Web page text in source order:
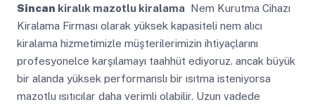
Sincan kiralık mazotlu kiralamaNem Kurutma Cihazı
Kiralama Firması olarak yüksek kapasiteli nem alıcı
kiralama hizmetimizle müşterilerimizin ihtiyaçlarını
profesyonelce karşılamayı taahhüt ediyoruz. ancak büyük
bir alanda yüksek performanslı bir ısıtma isteniyorsa
mazotlu ısıtıcılar daha verimli olabilir. Uzun vadede